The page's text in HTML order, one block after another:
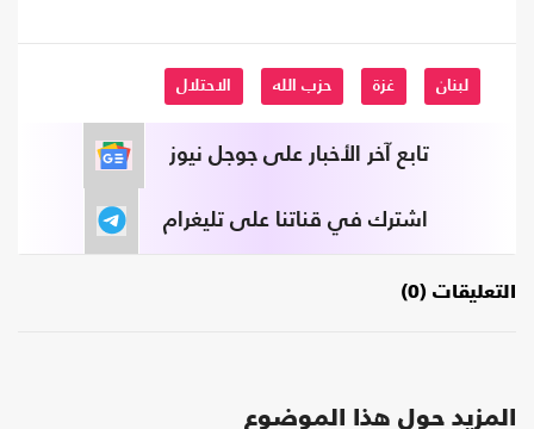
لبنان غزة حزب الله الاحتلال
تابع آخر الأخبار على جوجل نيوز
اشترك في قناتنا على تليغرام
التعليقات (0)
المزيد حول هذا الموضوع